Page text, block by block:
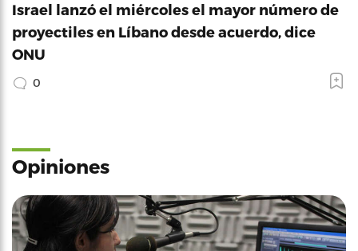
Israel lanzó el miércoles el mayor número de
proyectiles en Líbano desde acuerdo, dice
ONU
0
Opiniones